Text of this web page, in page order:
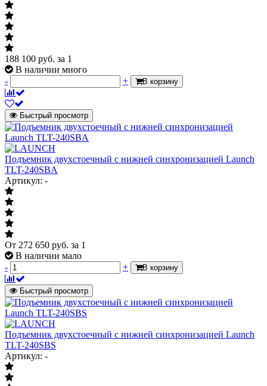
188 100 руб. за 1
В наличии много
-
+ В корзину
Быстрый просмотр
Подъемник двухстоечный с нижней синхронизацией Launch
TLT-240SBA
Артикул: -
От 272 650 руб. за 1
В наличии мало
-
+ В корзину
Быстрый просмотр
Подъемник двухстоечный с нижней синхронизацией Launch
TLT-240SBS
Артикул: -